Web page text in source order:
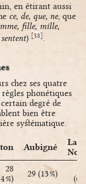
en étirant aussi
ce, de, que, ne, que
fille, mille,
) [38]
chez ses quatre
phonétiques
degré de
bien être
systématique.
Aubigné
La
28
%)
29 (13 %)
(6